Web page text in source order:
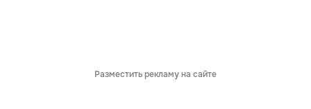
Разместить рекламу на сайте